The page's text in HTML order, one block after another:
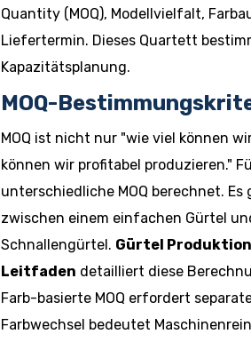
Quantity (MOQ), Modellvielfalt,
Liefertermin. Dieses Quartett
Kapazitätsplanung.
MOQ-
MOQ ist nicht nur "wie viel können
können wir profitabel produzieren."
unterschiedliche MOQ berechnet.
zwischen einem einfachen Gürtel
Schnallengürtel. Gürtel
Leitfaden detailliert diese
Farb-basierte MOQ erfordert
Farbwechsel bedeutet